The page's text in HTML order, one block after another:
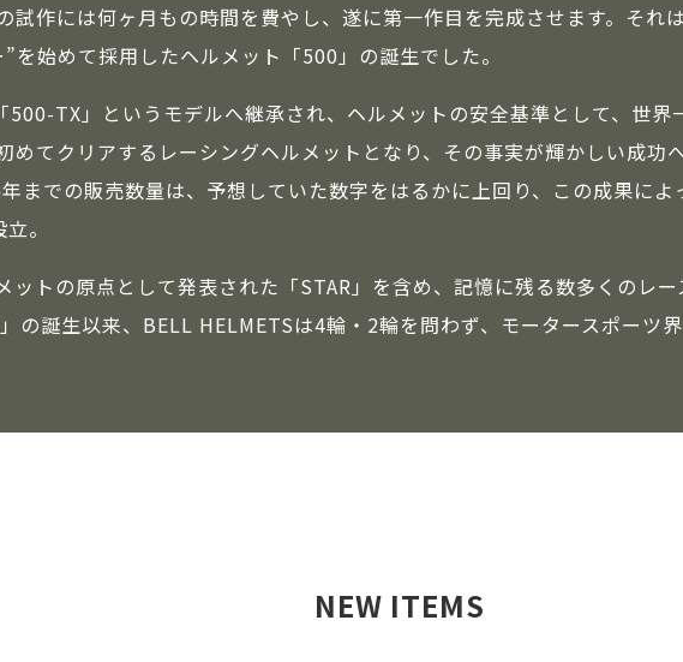
試作には何ヶ月もの時間を費やし、遂に第一作目を完成させます。それ
を始めて採用したヘルメット「500」の誕生でした。
500-TX」というモデルへ継承され、ヘルメットの安全基準として、世界
めてクリアするレーシングヘルメットとなり、その事実が輝かしい成功
までの販売数量は、予想していた数字をはるかに上回り、この成果に
。
ットの原点として発表された「STAR」を含め、記憶に残る数多くのレ
の誕生以来、BELL HELMETSは4輪・2輪を問わず、モータースポーツ
NEW ITEMS